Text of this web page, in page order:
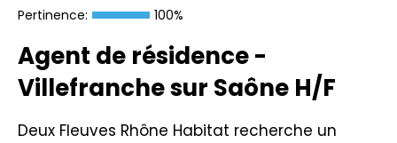
Pertinence: 100%
Agent de résidence -
Villefranche sur Saône H/F
Deux Fleuves Rhône Habitat recherche un